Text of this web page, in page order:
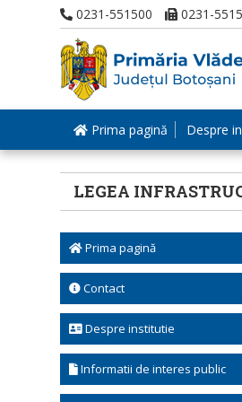
0231-551500 0231-
Prima pagină Despre
LEGEA
Prima pagină
Contact
Despre institutie
Informatii de interes public